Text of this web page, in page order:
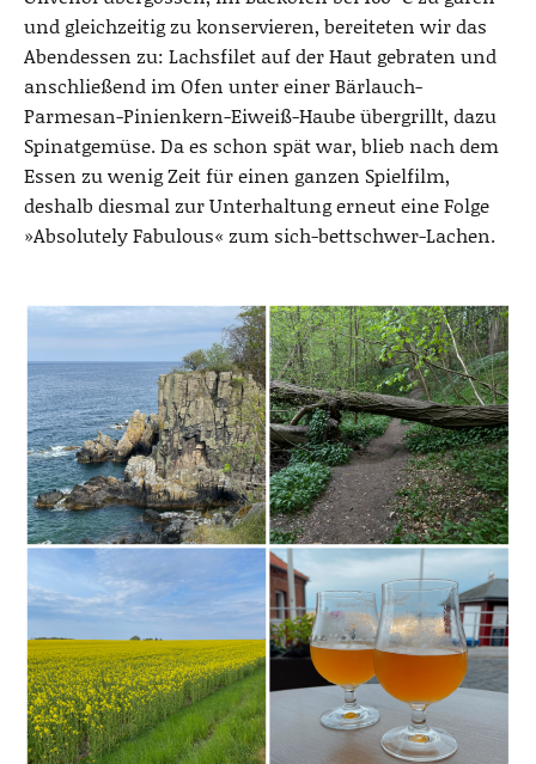
und gleichzeitig zu konservieren, bereiteten wir das
Abendessen zu: Lachsfilet auf der Haut gebraten und
anschließend im Ofen unter einer Bärlauch-
Parmesan-Pinienkern-Eiweiß-Haube übergrillt, dazu
Spinatgemüse. Da es schon spät war, blieb nach dem
Essen zu wenig Zeit für einen ganzen Spielfilm,
deshalb diesmal zur Unterhaltung erneut eine Folge
»Absolutely Fabulous« zum sich-bettschwer-Lachen.